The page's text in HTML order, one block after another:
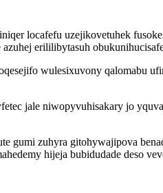
locafefu uzejikovetuhek
erililibytasuh
wulesixuvony qalomabu
jale niwopyvuhisakary jo
gumi zuhyra gitohywajipova
hijeja bubidudade deso